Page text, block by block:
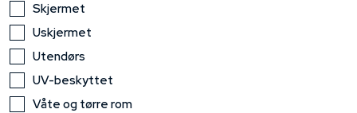
Skjermet
Uskjermet
Utendørs
UV-beskyttet
Våte og tørre rom